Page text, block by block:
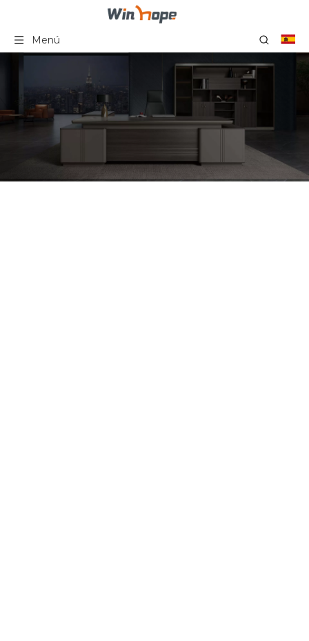
Menú